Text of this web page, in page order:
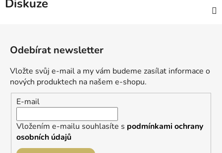
Diskuze
Odebírat newsletter
Vložte svůj e-mail a my vám budeme zasílat informace o
nových produktech na našem e-shopu.
E-mail
Vložením e-mailu souhlasíte s podmínkami ochrany
osobních údajů